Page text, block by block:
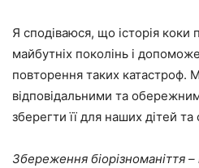
Я сподіваюся, що історія
майбутніх поколінь і
повторення таких катастроф.
відповідальними та
зберегти її для наших дітей та
Збереження біорізноманіття